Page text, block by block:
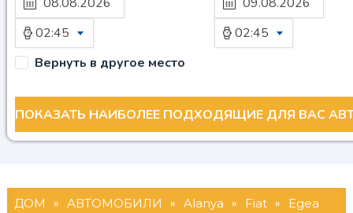
02:45
02:45
Вернуть в другое место
ДОМ » АВТОМОБИЛИ » Alanya » Fiat » Egea